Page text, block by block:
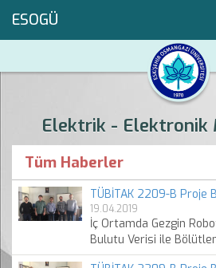
ESOGÜ
Elektrik - Elektronik
Tüm Haberler
TÜBİTAK 2209-B Proje
19.04.2019
İç Ortamda Gezgin
Bulutu Verisi ile